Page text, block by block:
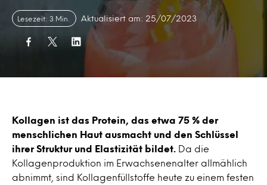
Lesezeit: 3 Min. Aktualisiert am: 25/07/2023
Kollagen ist das Protein, das etwa 75 % der
menschlichen Haut ausmacht und den Schlüssel
ihrer Struktur und Elastizität bildet.
Da die
Kollagenproduktion im Erwachsenenalter allmählich
abnimmt, sind Kollagenfüllstoffe heute zu einem festen